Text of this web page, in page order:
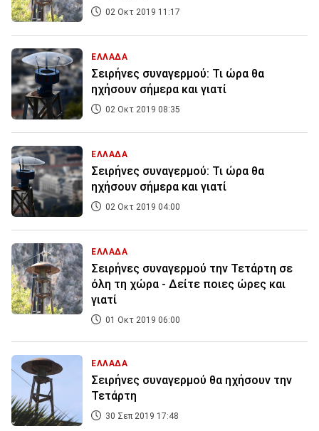
02 Οκτ 2019 11:17
ΕΛΛΑΔΑ
Σειρήνες συναγερμού: Τι ώρα θα
ηχήσουν σήμερα και γιατί
02 Οκτ 2019 08:35
ΕΛΛΑΔΑ
Σειρήνες συναγερμού: Τι ώρα θα
ηχήσουν σήμερα και γιατί
02 Οκτ 2019 04:00
ΕΛΛΑΔΑ
Σειρήνες συναγερμού την Τετάρτη σε
όλη τη χώρα - Δείτε ποιες ώρες και
γιατί
01 Οκτ 2019 06:00
ΕΛΛΑΔΑ
Σειρήνες συναγερμού θα ηχήσουν την
Τετάρτη
30 Σεπ 2019 17:48